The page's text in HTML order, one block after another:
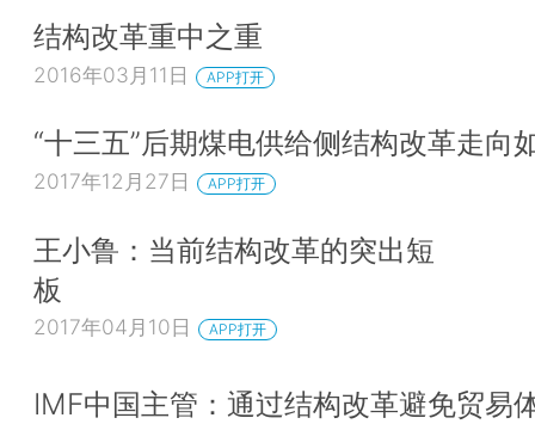
结构改革重中之重
2016年03月11日 APP打开
“十三五”后期煤电供给侧结构改革走向
2017年12月27日 APP打开
王小鲁：当前结构改革的突出短
板
2017年04月10日 APP打开
IMF中国主管：通过结构改革避免贸易